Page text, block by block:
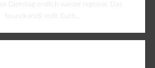
Dienstag endlich wieder regional. Das
Soundkartell stellt Euch...